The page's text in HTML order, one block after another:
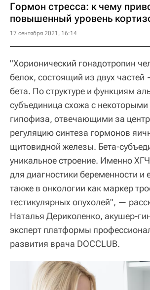
Гормон стресса: к чему
повышенный уровень
17 сентября 2021, 16:14
"Хорионический гонадотропин
белок, состоящий из двух
бета. По структуре и функциям
субъединица схожа с
гипофиза, отвечающими за
регуляцию синтеза гормонов
щитовидной железы. Бета-
уникальное строение. Именно
для диагностики беременности и
также в онкологии как маркер
тестикулярных опухолей", —
Наталья Дериколенко, акушер-
эксперт платформы
развития врача DOCCLUB.